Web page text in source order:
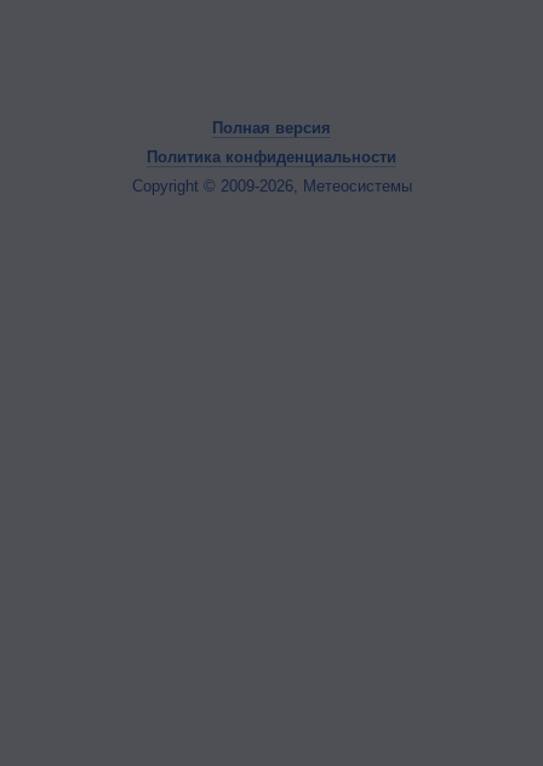
Полная версия
Политика конфиденциальности
Copyright © 2009-2026, Метеосистемы